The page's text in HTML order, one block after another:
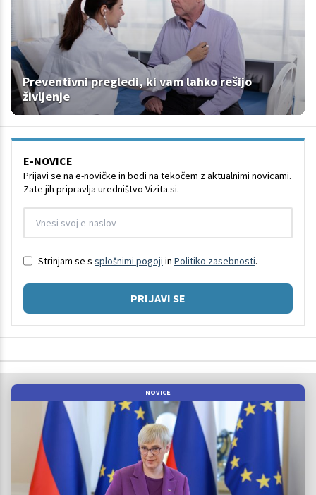
Preventivni pregledi, ki vam lahko rešijo
življenje
E-NOVICE
Prijavi se na e-novičke in bodi na tekočem z aktualnimi novicami.
Zate jih pripravlja uredništvo Vizita.si.
Strinjam se s splošnimi pogoji in Politiko zasebnosti.
PRIJAVI SE
NOVICE